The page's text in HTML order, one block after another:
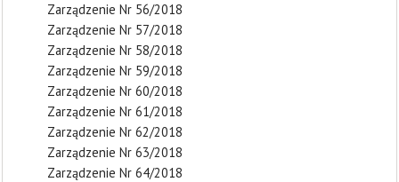
Zarządzenie Nr 56/2018
Zarządzenie Nr 57/2018
Zarządzenie Nr 58/2018
Zarządzenie Nr 59/2018
Zarządzenie Nr 60/2018
Zarządzenie Nr 61/2018
Zarządzenie Nr 62/2018
Zarządzenie Nr 63/2018
Zarządzenie Nr 64/2018